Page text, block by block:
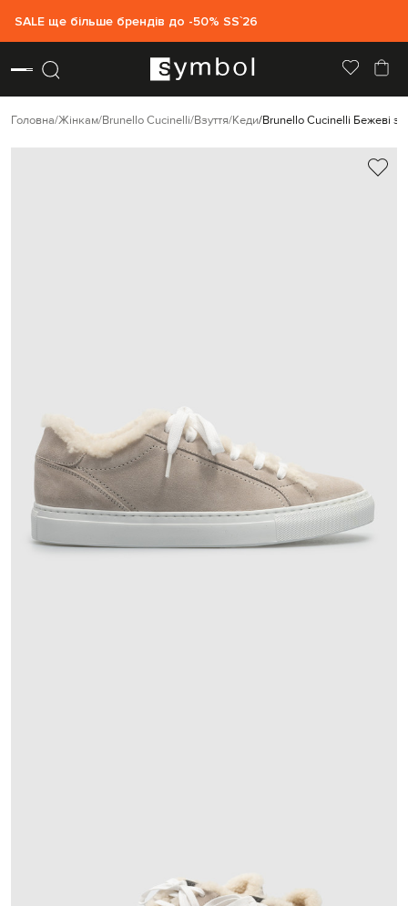
SALE ще більше брендів до -50% SS`26
Головна Жінкам Brunello Cucinelli Взуття Кеди Brunello Cucinelli Бежеві